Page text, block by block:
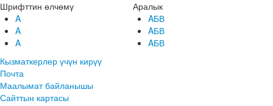
Шрифттин өлчөмү
A
A
A
Аралык
AБВ
AБВ
AБВ
Кызматкерлер үчүн кирүү
Почта
Маалымат байланышы
Сайттын картасы